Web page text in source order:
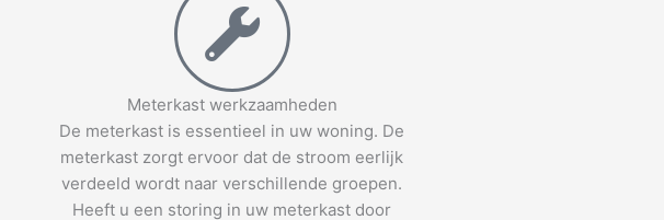
Meterkast werkzaamheden
De meterkast is essentieel in uw woning. De
meterkast zorgt ervoor dat de stroom eerlijk
verdeeld wordt naar verschillende groepen.
Heeft u een storing in uw meterkast door